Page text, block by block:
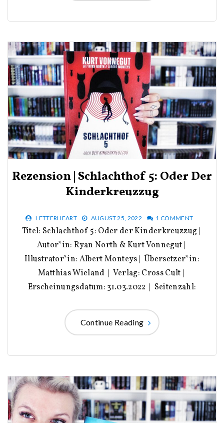
Rezension | Schlachthof 5: Oder Der
Kinderkreuzzug
LETTERHEART AUGUST 25, 2022 1 COMMENT
Titel: Schlachthof 5: Oder der Kinderkreuzzug |
Autor*in: Ryan North & Kurt Vonnegut |
Illustrator*in: Albert Monteys | Übersetzer*in:
Matthias Wieland | Verlag: Cross Cult |
Erscheinungsdatum: 31.03.2022 | Seitenzahl:
Continue Reading